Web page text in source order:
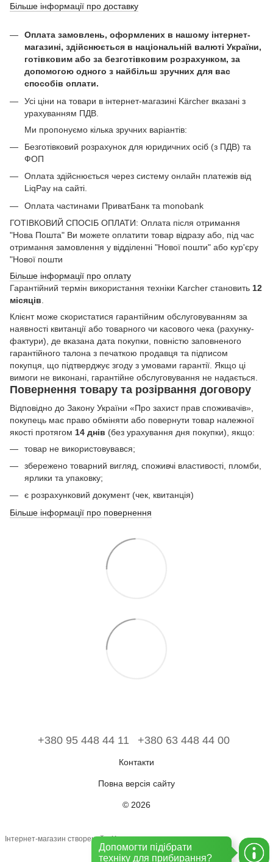
Більше інформації про доставку
Оплата замовлень, оформлених в нашому інтернет-
магазині, здійснюється в національній валюті України,
готівковим або за безготівковим розрахунком, за
допомогою одного з найбільш зручних для вас
способів оплати.
Усі ціни на товари в інтернет-магазині Kärcher вказані з
урахуванням ПДВ.
Ми пропонуємо кілька зручних варіантів:
Безготівковий розрахунок для юридичних осіб (з ПДВ) та
ФОП
Оплата здійснюється через систему онлайн платежів від
LiqPay на сайті.
Оплата частинами ПриватБанк та monobank
ГОТІВКОВИЙ СПОСІБ ОПЛАТИ: Оплата після отримання
"Нова Пошта" Ви можете оплатити товар відразу або, під час
отримання замовлення у відділенні "Нової пошти" або кур'єру
"Нової пошти
Більше інформації про оплату
Гарантійний термін використання техніки Karcher становить 12
місяців
Клієнт може скористатися гарантійним обслуговуванням за
наявності квитанції або товарного чи касового чека (рахунку-
фактури), де вказана дата покупки, повністю заповненого
гарантійного талона з печаткою продавця та підписом
покупця, що підтверджує згоду з умовами гарантії. Якщо ці
вимоги не виконані, гарантійне обслуговування не надається.
Повернення товару та розірвання договору
Відповідно до Закону України «Про захист прав споживачів»,
покупець має право обміняти або повернути товар належної
якості протягом 14 днів (без урахування дня покупки), якщо:
товар не використовувався;
збережено товарний вигляд, споживчі властивості, пломби,
ярлики та упаковку;
є розрахунковий документ (чек, квитанція)
Більше інформації про повернення
+380 95 448 44 11 +380 63 448 44 00
Контакти
Повна версія сайту
© 2026
Інтернет-магазин створений з Хорошоп
Допомогти підібрати
техніку для прибирання?